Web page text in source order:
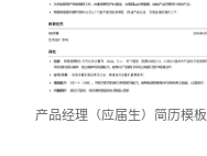
产品经理（应届生）简历模板